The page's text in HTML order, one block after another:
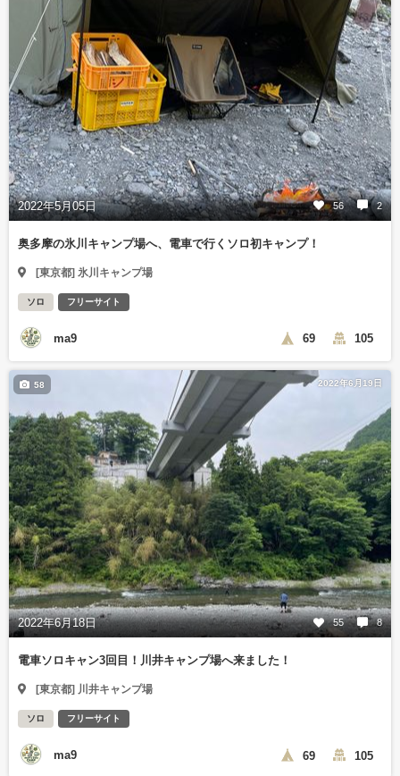
2022年5月05日 56 2
奥多摩の氷川キャンプ場へ、電車で行くソロ初キャンプ！
[東京都] 氷川キャンプ場
ソロ フリーサイト
ma9 69 105
2022年6月19日
2022年6月18日 55 8
58
電車ソロキャン3回目！川井キャンプ場へ来ました！
[東京都] 川井キャンプ場
ソロ フリーサイト
ma9 69 105